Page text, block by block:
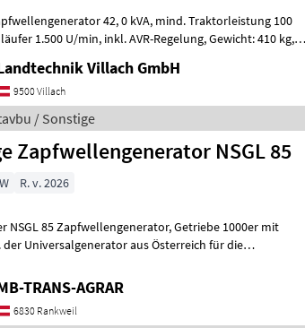
42, 0 kVA, mind. Traktorleistung 100
Villach GmbH
9500 Villach
/ Sonstige
Zapfwellengenerator NSGL 85
R. v. 2026
85 Zapfwellengenerator, Getriebe 1000er mit
der Universalgenerator aus Österreich für die
TRANS-AGRAR
6830 Rankweil